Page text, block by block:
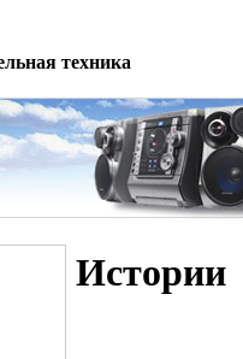
техника
Истории